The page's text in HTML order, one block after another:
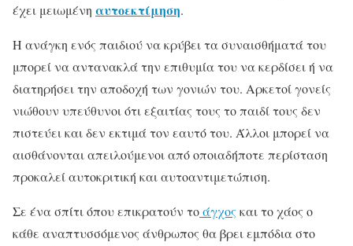
έχει μειωμένη αυτοεκτίμηση.
Η ανάγκη ενός παιδιού να κρύβει τα συναισθήματά του
μπορεί να αντανακλά την επιθυμία του να κερδίσει ή να
διατηρήσει την αποδοχή των γονιών του. Αρκετοί γονείς
νιώθουν υπεύθυνοι ότι εξαιτίας τους το παιδί τους δεν
πιστεύει και δεν εκτιμά τον εαυτό του. Άλλοι μπορεί να
αισθάνονται απειλούμενοι από οποιαδήποτε περίσταση
προκαλεί αυτοκριτική και αυτοαντιμετώπιση.
Σε ένα σπίτι όπου επικρατούν τοάγχος και το χάος ο
κάθε αναπτυσσόμενος άνθρωπος θα βρει εμπόδια στο